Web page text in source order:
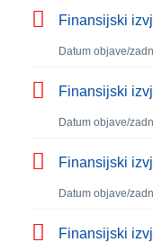
Finansijski
Datum objave/
Finansijski
Datum objave/
Finansijski
Datum objave/
Finansijski